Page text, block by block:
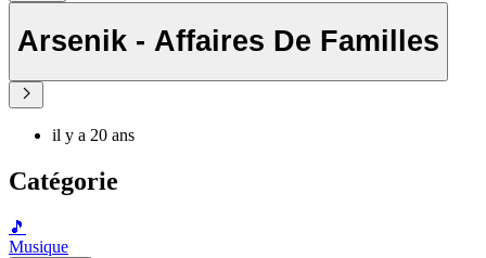
Arsenik - Affaires De Familles
il y a 20 ans
Catégorie
🎵
Musique